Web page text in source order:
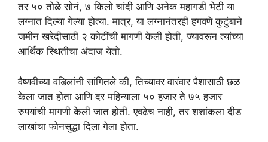
तर ५० तोळे सोनं, ७ किलो चांदी आणि अनेक महागडी भेटी या
लग्नात दिल्या गेल्या होत्या. मात्र, या लग्नानंतरही हगवणे कुटुंबाने
जमीन खरेदीसाठी २ कोटींची मागणी केली होती, ज्यावरून त्यांच्या
आर्थिक स्थितीचा अंदाज येतो.
वैष्णवीच्या वडिलांनी सांगितले की, तिच्यावर वारंवार पैशासाठी छळ
केला जात होता आणि दर महिन्याला ५० हजार ते ७५ हजार
रुपयांची मागणी केली जात होती. एवढेच नाही, तर शशांकला दीड
लाखांचा फोनसुद्धा दिला गेला होता.